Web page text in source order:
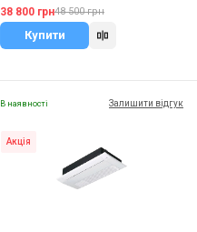
38 800 грн48 500 грн
Купити
В наявності Залишити відгук
Акція